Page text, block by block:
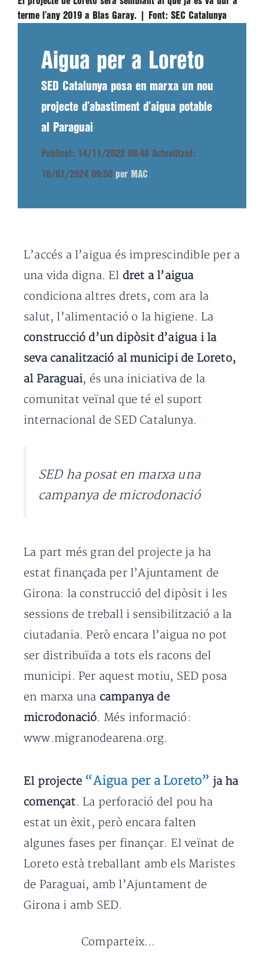
terme l’any 2019 a Blas Garay. |
Font: SEC Catalunya
Aigua per a Loreto
SED Catalunya posa en marxa un nou
projecte d’abastiment d’aigua potable
al Paraguai
Publicat: 14/11/2022 08:40 Actualitzat:
16/07/2024 09:50 per MAC
L’accés a l’aigua és imprescindible per a
una vida digna. El dret a l’aigua
condiciona altres drets, com ara la
salut, l’alimentació o la higiene. La
construcció d’un dipòsit d’aigua i la
seva canalització al municipi de Loreto,
al Paraguai, és una iniciativa de la
comunitat veïnal que té el suport
internacional de SED Catalunya.
SED ha posat en marxa una
campanya de microdonació
La part més gran del projecte ja ha
estat finançada per l’Ajuntament de
Girona: la construcció del dipòsit i les
sessions de treball i sensibilització a la
ciutadania. Però encara l’aigua no pot
ser distribuïda a tots els racons del
municipi. Per aquest motiu, SED posa
en marxa una campanya de
microdonació. Més informació:
www.migranodearena.org.
El projecte “Aigua per a Loreto” ja ha
començat. La perforació del pou ha
estat un èxit, però encara falten
algunes fases per finançar. El veïnat de
Loreto està treballant amb els Maristes
de Paraguai, amb l’Ajuntament de
Girona i amb SED.
Comparteix...